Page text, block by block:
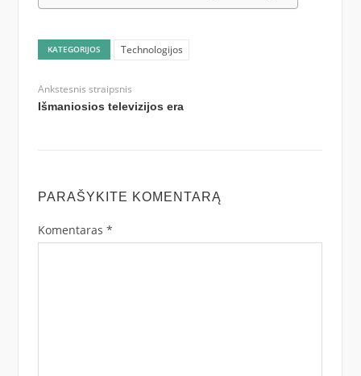
KATEGORIJOS Technologijos
Ankstesnis straipsnis
Išmaniosios televizijos era
PARAŠYKITE KOMENTARĄ
Komentaras *